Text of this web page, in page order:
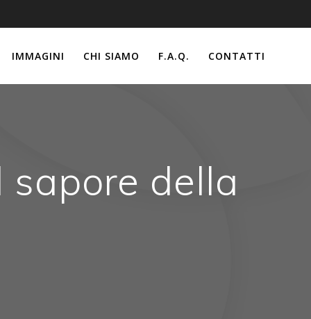
IMMAGINI CHI SIAMO F.A.Q. CONTATTI
della